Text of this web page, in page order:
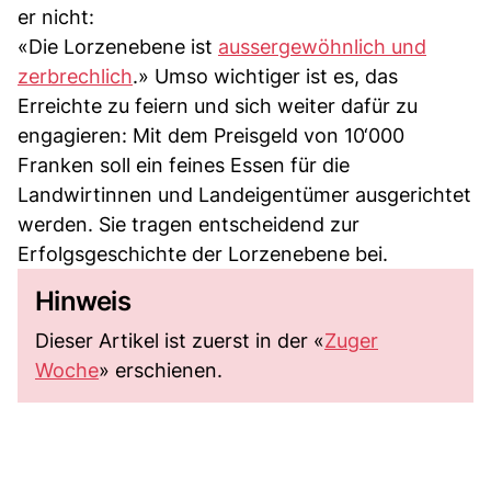
er nicht:
«Die Lorzenebene ist aussergewöhnlich und
zerbrechlich.» Umso wichtiger ist es, das
Erreichte zu feiern und sich weiter dafür zu
engagieren: Mit dem Preisgeld von 10‘000
Franken soll ein feines Essen für die
Landwirtinnen und Landeigentümer ausgerichtet
werden. Sie tragen entscheidend zur
Erfolgsgeschichte der Lorzenebene bei.
Hinweis
Dieser Artikel ist zuerst in der «Zuger
Woche» erschienen.